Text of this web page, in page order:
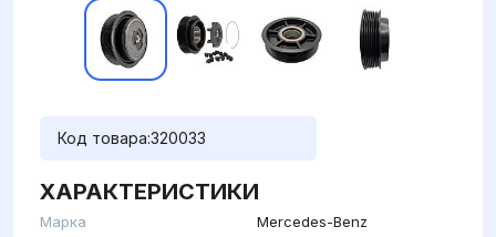
Код товара:320033
ХАРАКТЕРИСТИКИ
Марка
Mercedes-Benz